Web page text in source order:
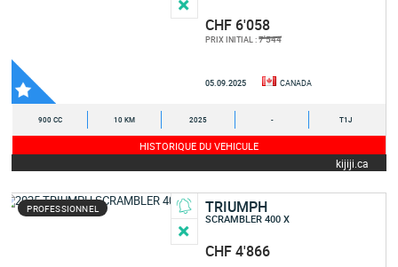
CHF 6'058
PRIX INITIAL :7'544
05.09.2025 CANADA
900 CC 10 KM 2025 - T1J
HISTORIQUE DU VEHICULE
kijiji.ca
PROFESSIONNEL TRIUMPH
SCRAMBLER 400 X
CHF 4'866